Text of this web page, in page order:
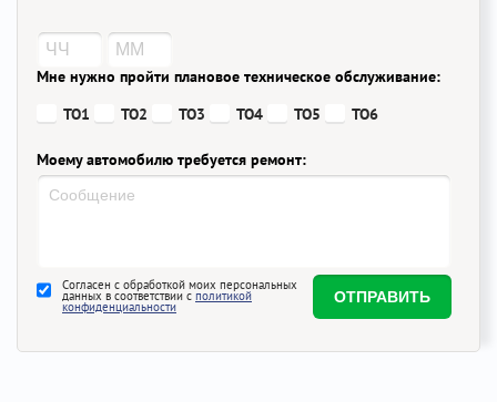
Мне нужно пройти плановое техническое обслуживание:
ТО1
ТО2 ТО3 ТО4 ТО5 ТО6
Моему автомобилю требуется ремонт:
Согласен с обработкой моих персональных
данных в соответствии с политикой
конфиденциальности